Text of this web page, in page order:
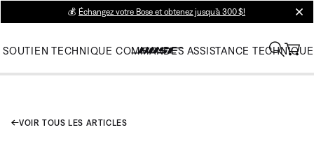
💰 Échangez votre Bose et obtenez jusqu’à 300 $!
SOUTIEN TECHNIQUE COMMANDES ASSISTANCE TECHNIQUE
VOIR TOUS LES ARTICLES